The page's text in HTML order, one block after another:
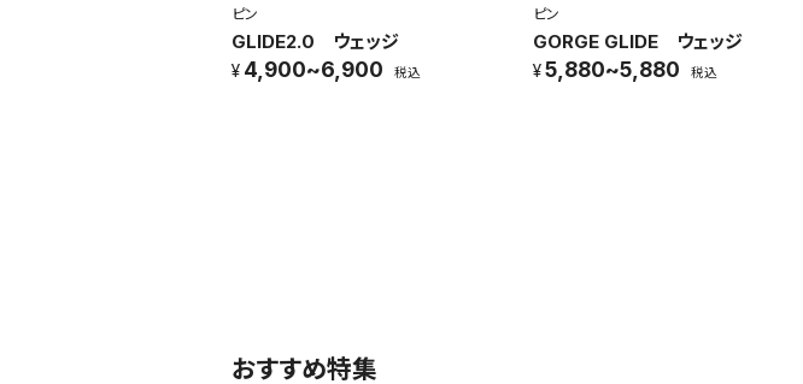
ピン
GLIDE2.0 ウェッジ
4,900~6,900 税込
ピン
GORGE GLIDE ウェッジ
5,880~5,880 税込
おすすめ特集